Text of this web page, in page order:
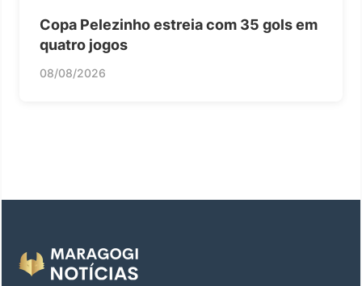
Copa Pelezinho estreia com 35 gols em
quatro jogos
08/08/2026